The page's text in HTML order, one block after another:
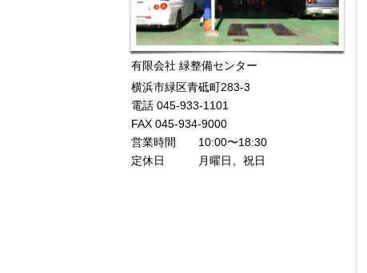
有限会社 緑整備センター
横浜市緑区青砥町283-3
電話 045-933-1101
FAX 045-934-9000
営業時間 10:00〜18:30
定休日 月曜日、祝日